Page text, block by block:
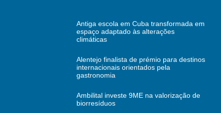
Antiga escola em Cuba transformada em
espaço adaptado às alterações
climáticas
Alentejo finalista de prémio para destinos
internacionais orientados pela
gastronomia
Ambilital investe 9ME na valorização de
biorresíduos